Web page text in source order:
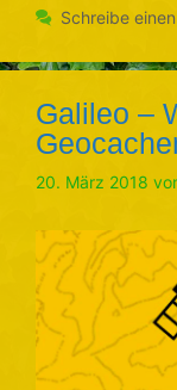
Schreibe
Galileo –
20. März 2018